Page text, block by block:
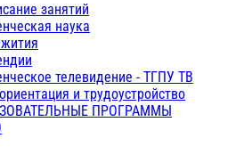
занятий
наука
телевидение - ТГПУ ТВ
и трудоустройство
ПРОГРАММЫ